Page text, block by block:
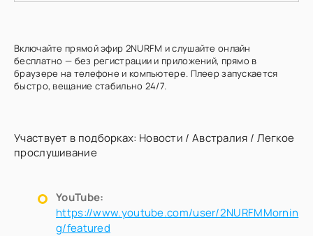
Включайте прямой эфир 2NURFM и слушайте онлайн
бесплатно — без регистрации и приложений, прямо в
браузере на телефоне и компьютере. Плеер запускается
быстро, вещание стабильно 24/7.
Участвует в подборках: Новости / Австралия / Легкое
прослушивание
YouTube:
https://www.youtube.com/user/2NURFMMornin
g/featured